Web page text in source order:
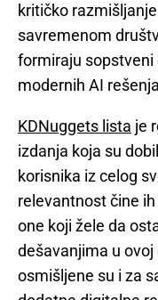
kritičko
savremenom
formiraju sopstveni
modernih AI
KDNuggets lista je
izdanja koja su
korisnika iz celog
relevantnost čine
one koji žele da
dešavanjima u
osmišljene su i za